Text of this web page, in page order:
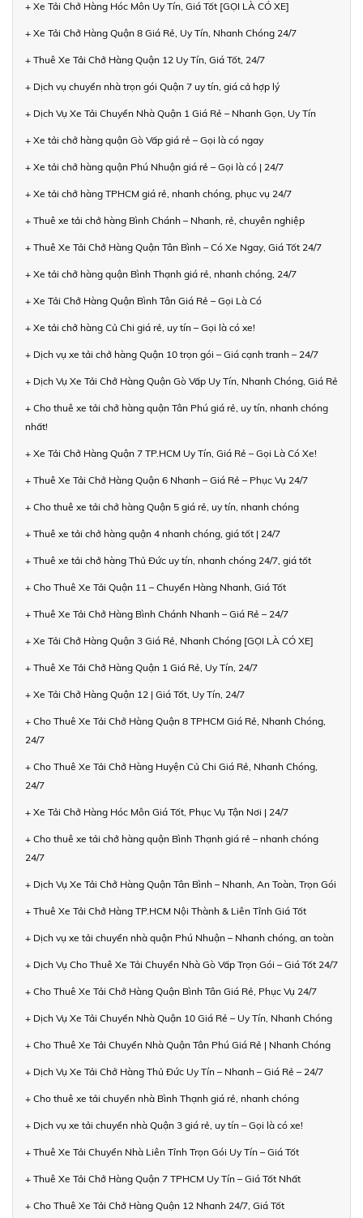
+ Xe Tải Chở Hàng Hóc Môn Uy Tín, Giá Tốt [GỌI LÀ CÓ XE]
+ Xe Tải Chở Hàng Quận 8 Giá Rẻ, Uy Tín, Nhanh Chóng 24/7
+ Thuê Xe Tải Chở Hàng Quận 12 Uy Tín, Giá Tốt, 24/7
+ Dịch vụ chuyển nhà trọn gói Quận 7 uy tín, giá cả hợp lý
+ Dịch Vụ Xe Tải Chuyển Nhà Quận 1 Giá Rẻ – Nhanh Gọn, Uy Tín
+ Xe tải chở hàng quận Gò Vấp giá rẻ – Gọi là có ngay
+ Xe tải chở hàng quận Phú Nhuận giá rẻ – Gọi là có | 24/7
+ Xe tải chở hàng TPHCM giá rẻ, nhanh chóng, phục vụ 24/7
+ Thuê xe tải chở hàng Bình Chánh – Nhanh, rẻ, chuyên nghiệp
+ Thuê Xe Tải Chở Hàng Quận Tân Bình – Có Xe Ngay, Giá Tốt 24/7
+ Xe tải chở hàng quận Bình Thạnh giá rẻ, nhanh chóng, 24/7
+ Xe Tải Chở Hàng Quận Bình Tân Giá Rẻ – Gọi Là Có
+ Xe tải chở hàng Củ Chi giá rẻ, uy tín – Gọi là có xe!
+ Dịch vụ xe tải chở hàng Quận 10 trọn gói – Giá cạnh tranh – 24/7
+ Dịch Vụ Xe Tải Chở Hàng Quận Gò Vấp Uy Tín, Nhanh Chóng, Giá Rẻ
+ Cho thuê xe tải chở hàng quận Tân Phú giá rẻ, uy tín, nhanh chóng
nhất!
+ Xe Tải Chở Hàng Quận 7 TP.HCM Uy Tín, Giá Rẻ – Gọi Là Có Xe!
+ Thuê Xe Tải Chở Hàng Quận 6 Nhanh – Giá Rẻ – Phục Vụ 24/7
+ Cho thuê xe tải chở hàng Quận 5 giá rẻ, uy tín, nhanh chóng
+ Thuê xe tải chở hàng quận 4 nhanh chóng, giá tốt | 24/7
+ Thuê xe tải chở hàng Thủ Đức uy tín, nhanh chóng 24/7, giá tốt
+ Cho Thuê Xe Tải Quận 11 – Chuyển Hàng Nhanh, Giá Tốt
+ Thuê Xe Tải Chở Hàng Bình Chánh Nhanh – Giá Rẻ – 24/7
+ Xe Tải Chở Hàng Quận 3 Giá Rẻ, Nhanh Chóng [GỌI LÀ CÓ XE]
+ Thuê Xe Tải Chở Hàng Quận 1 Giá Rẻ, Uy Tín, 24/7
+ Xe Tải Chở Hàng Quận 12 | Giá Tốt, Uy Tín, 24/7
+ Cho Thuê Xe Tải Chở Hàng Quận 8 TPHCM Giá Rẻ, Nhanh Chóng,
24/7
+ Cho Thuê Xe Tải Chở Hàng Huyện Củ Chi Giá Rẻ, Nhanh Chóng,
24/7
+ Xe Tải Chở Hàng Hóc Môn Giá Tốt, Phục Vụ Tận Nơi | 24/7
+ Cho thuê xe tải chở hàng quận Bình Thạnh giá rẻ – nhanh chóng
24/7
+ Dịch Vụ Xe Tải Chở Hàng Quận Tân Bình – Nhanh, An Toàn, Trọn Gói
+ Thuê Xe Tải Chở Hàng TP.HCM Nội Thành & Liên Tỉnh Giá Tốt
+ Dịch vụ xe tải chuyển nhà quận Phú Nhuận – Nhanh chóng, an toàn
+ Dịch Vụ Cho Thuê Xe Tải Chuyển Nhà Gò Vấp Trọn Gói – Giá Tốt 24/7
+ Cho Thuê Xe Tải Chở Hàng Quận Bình Tân Giá Rẻ, Phục Vụ 24/7
+ Dịch Vụ Xe Tải Chuyển Nhà Quận 10 Giá Rẻ – Uy Tín, Nhanh Chóng
+ Cho Thuê Xe Tải Chuyển Nhà Quận Tân Phú Giá Rẻ | Nhanh Chóng
+ Dịch Vụ Xe Tải Chở Hàng Thủ Đức Uy Tín – Nhanh – Giá Rẻ – 24/7
+ Cho thuê xe tải chuyển nhà Bình Thạnh giá rẻ, nhanh chóng
+ Dịch vụ xe tải chuyển nhà Quận 3 giá rẻ, uy tín – Gọi là có xe!
+ Thuê Xe Tải Chuyển Nhà Liên Tỉnh Trọn Gói Uy Tín – Giá Tốt
+ Thuê Xe Tải Chở Hàng Quận 7 TPHCM Uy Tín – Giá Tốt Nhất
+ Cho Thuê Xe Tải Chở Hàng Quận 12 Nhanh 24/7, Giá Tốt